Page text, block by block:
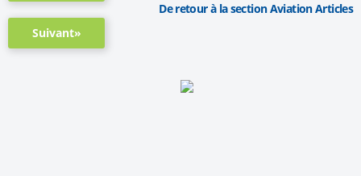
Suivant»
De retour à la section Aviation Articles